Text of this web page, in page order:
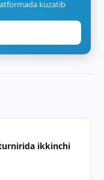
kuzatib
ikkinchi